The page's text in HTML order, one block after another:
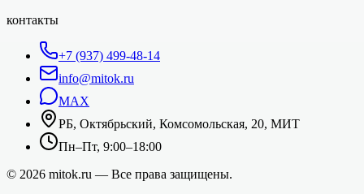
контакты
+7 (937) 499-48-14
info@mitok.ru
MAX
РБ, Октябрьский, Комсомольская, 20, МИТ
Пн–Пт, 9:00–18:00
© 2026 mitok.ru — Все права защищены.